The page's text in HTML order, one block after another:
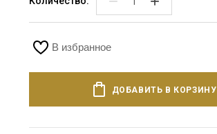
В избранное
ДОБАВИТЬ В КОРЗИНУ